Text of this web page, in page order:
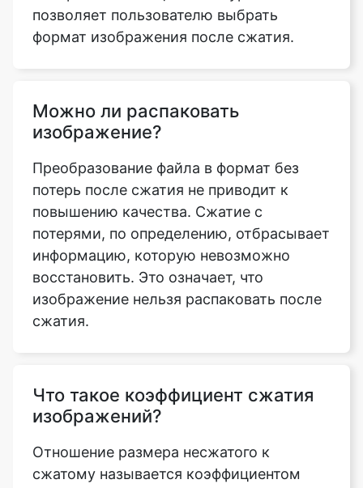
Можно ли распаковать
Преобразование файла в формат без
потерь после сжатия не приводит к
повышению качества. Сжатие с
потерями, по определению, отбрасывает
информацию, которую невозможно
восстановить. Это означает, что
изображение нельзя распаковать после
сжатия.
Что такое коэффициент сжатия
Отношение размера несжатого к
сжатому называется коэффициентом
сжатия данных. Например,
представление, уменьшающее объем
хранилища файла со 100 МБ до 50 МБ,